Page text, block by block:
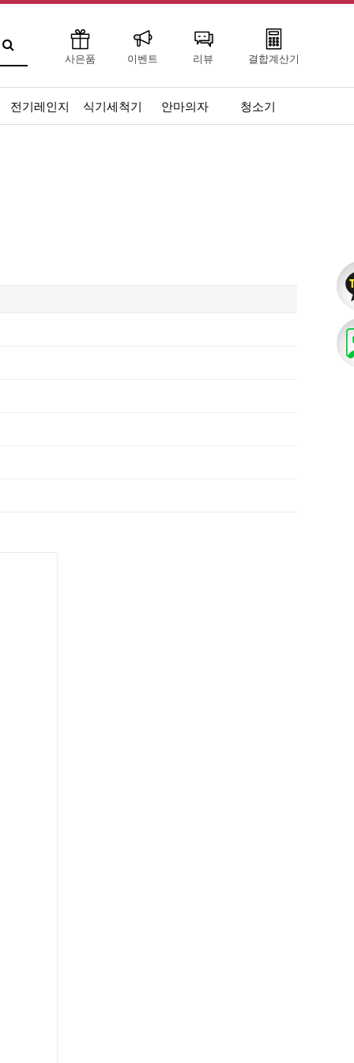
사은품 이벤트 리뷰 결합계산기
전기레인지 식기세척기 안마의자 청소기